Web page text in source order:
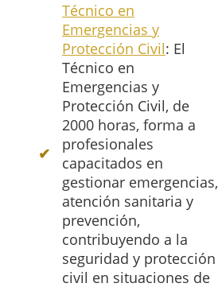
Técnico en
Emergencias y
Protección Civil: El
Técnico en
Emergencias y
Protección Civil, de
2000 horas, forma a
profesionales
capacitados en
gestionar emergencias,
atención sanitaria y
prevención,
contribuyendo a la
seguridad y protección
civil en situaciones de